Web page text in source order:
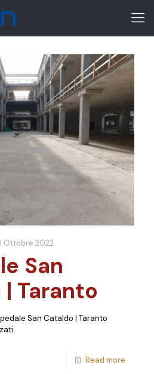
Ottobre 2022
San
Taranto
San Cataldo | Taranto
Read more